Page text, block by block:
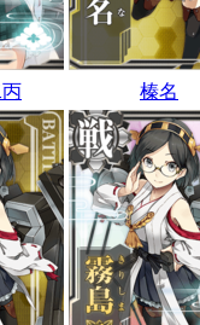
榛名